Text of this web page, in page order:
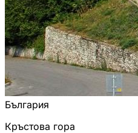
България
Кръстова гора